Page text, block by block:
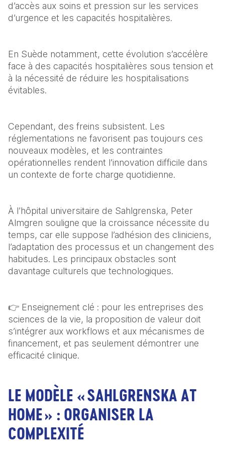
d’accès aux soins et pression sur les services
d’urgence et les capacités hospitalières.
En Suède notamment, cette évolution s’accélère
face à des capacités hospitalières sous tension et
à la nécessité de réduire les hospitalisations
évitables.
Cependant, des freins subsistent. Les
réglementations ne favorisent pas toujours ces
nouveaux modèles, et les contraintes
opérationnelles rendent l’innovation difficile dans
un contexte de forte charge quotidienne.
À l’hôpital universitaire de Sahlgrenska, Peter
Almgren souligne que la croissance nécessite du
temps, car elle suppose l’adhésion des cliniciens,
l’adaptation des processus et un changement des
habitudes. Les principaux obstacles sont
davantage culturels que technologiques.
👉 Enseignement clé : pour les entreprises des
sciences de la vie, la proposition de valeur doit
s’intégrer aux workflows et aux mécanismes de
financement, et pas seulement démontrer une
efficacité clinique.
LE MODÈLE « SAHLGRENSKA AT
HOME » : ORGANISER LA
COMPLEXITÉ